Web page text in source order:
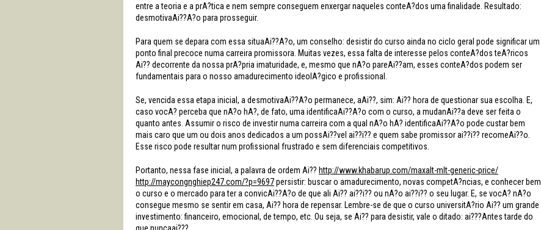
entre a teoria e a prA?tica e nem sempre conseguem enxergar naqueles conteA?dos uma finalidade. Resultado:
desmotivaAi??A?o para prosseguir.
Para quem se depara com essa situaAi??A?o, um conselho: desistir do curso ainda no ciclo geral pode significar um
ponto final precoce numa carreira promissora. Muitas vezes, essa falta de interesse pelos conteA?dos teA?ricos
Ai?? decorrente da nossa prA?pria imaturidade, e, mesmo que nA?o pareAi??am, esses conteA?dos podem ser
fundamentais para o nosso amadurecimento ideolA?gico e profissional.
Se, vencida essa etapa inicial, a desmotivaAi??A?o permanece, aAi??, sim: Ai?? hora de questionar sua escolha. E,
caso vocA? perceba que nA?o hA?, de fato, uma identificaAi??A?o com o curso, a mudanAi??a deve ser feita o
quanto antes. Assumir o risco de investir numa carreira com a qual nA?o hA? identificaAi??A?o pode custar bem
mais caro que um ou dois anos dedicados a um possAi??vel ai??i?? e quem sabe promissor ai??i?? recomeAi??o.
Esse risco pode resultar num profissional frustrado e sem diferenciais competitivos.
Portanto, nessa fase inicial, a palavra de ordem Ai?? http://www.khabarup.com/maxalt-mlt-generic-price/
http://maycongnghiep247.com/?p=9697persistir: buscar o amadurecimento, novas competA?ncias, e conhecer bem
o curso e o mercado para ter a convicAi??A?o de que ali Ai?? ai??i?? ou nA?o ai??i?? o seu lugar. E, se vocA? nA?o
consegue mesmo se sentir em casa, Ai?? hora de repensar. Lembre-se de que o curso universitA?rio Ai?? um grande
investimento: financeiro, emocional, de tempo, etc. Ou seja, se Ai?? para desistir, vale o ditado: ai???Antes tarde do